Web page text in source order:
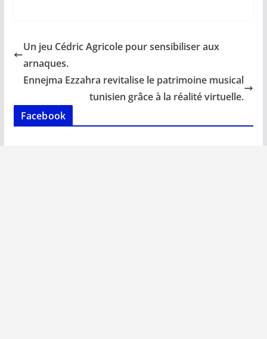
b
o
o
k
l s
p
p
e
n
y
n
k
g
Un jeu Cédric Agricole pour sensibiliser aux
arnaques.
Ennejma Ezzahra revitalise le patrimoine musical
tunisien grâce à la réalité virtuelle.
Facebook